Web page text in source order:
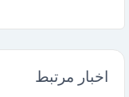
اخبار مرتبط